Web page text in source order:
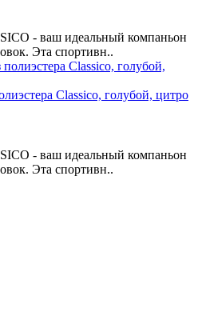
- ваш идеальный компаньон
Эта спортивн..
Classico, голубой, цитро
- ваш идеальный компаньон
Эта спортивн..